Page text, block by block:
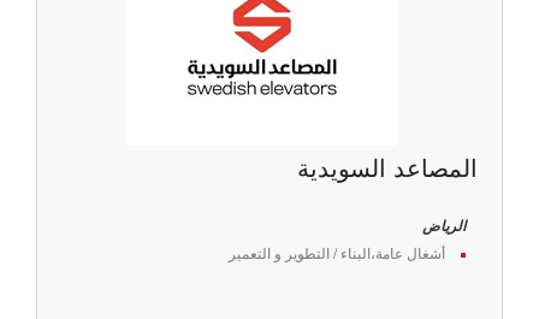
المصاعد السويدية
الرياض
أشغال عامة،البناء / التطوير و التعمير